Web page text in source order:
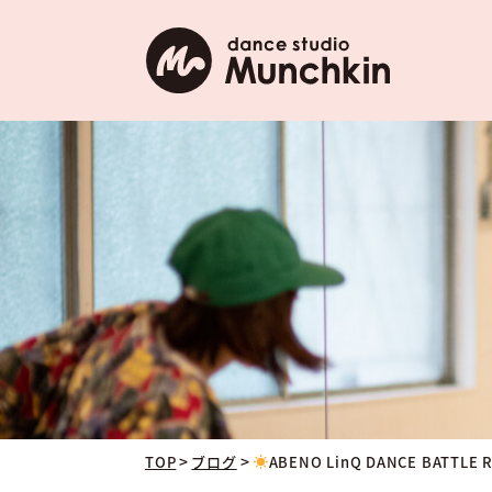
TOP> ブログ > ABENO LinQ DANCE BATTLE